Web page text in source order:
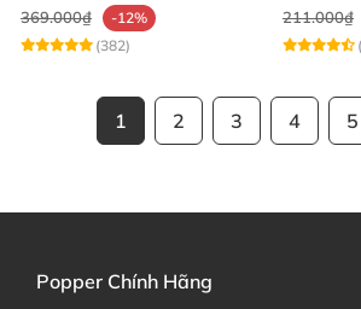
369.000₫
-12%
(382)
211.000₫
1 2 3 4 5
Popper Chính Hãng